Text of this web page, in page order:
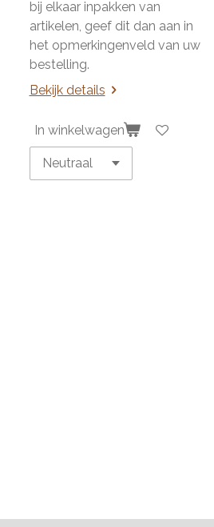
bij elkaar inpakken van
artikelen, geef dit dan aan in
het opmerkingenveld van uw
bestelling.
Bekijk details
In winkelwagen